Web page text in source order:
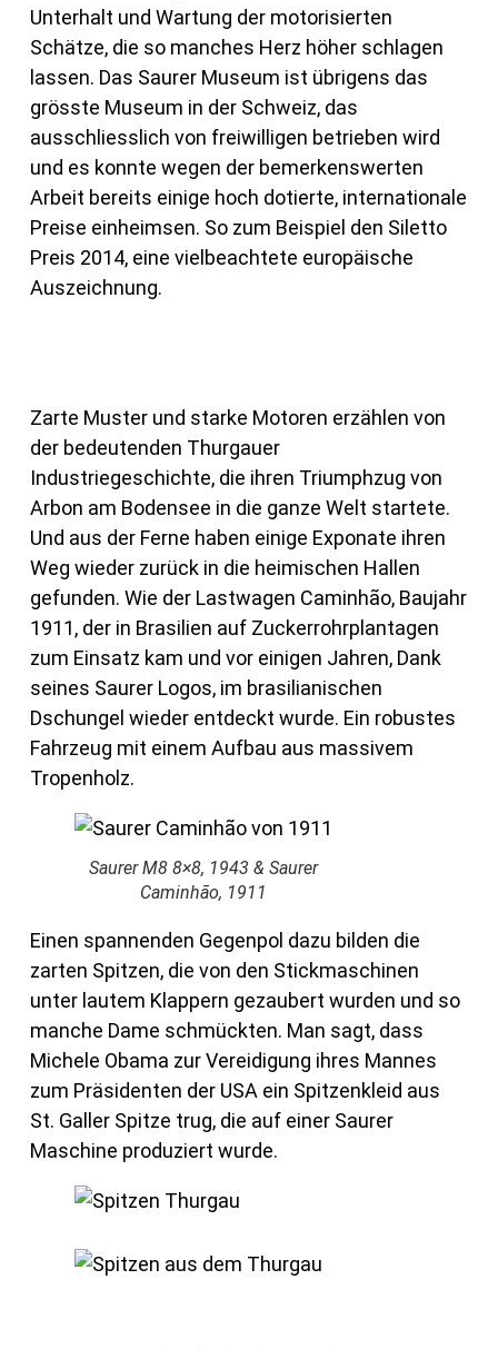
Unterhalt und Wartung der motorisierten
Schätze, die so manches Herz höher schlagen
lassen. Das Saurer Museum ist übrigens das
grösste Museum in der Schweiz, das
ausschliesslich von freiwilligen betrieben wird
und es konnte wegen der bemerkenswerten
Arbeit bereits einige hoch dotierte, internationale
Preise einheimsen. So zum Beispiel den Siletto
Preis 2014, eine vielbeachtete europäische
Auszeichnung.
Zarte Muster und starke Motoren erzählen von
der bedeutenden Thurgauer
Industriegeschichte, die ihren Triumphzug von
Arbon am Bodensee in die ganze Welt startete.
Und aus der Ferne haben einige Exponate ihren
Weg wieder zurück in die heimischen Hallen
gefunden. Wie der Lastwagen Caminhão, Baujahr
1911, der in Brasilien auf Zuckerrohrplantagen
zum Einsatz kam und vor einigen Jahren, Dank
seines Saurer Logos, im brasilianischen
Dschungel wieder entdeckt wurde. Ein robustes
Fahrzeug mit einem Aufbau aus massivem
Tropenholz.
Saurer M8 8×8, 1943 & Saurer
Caminhão, 1911
Einen spannenden Gegenpol dazu bilden die
zarten Spitzen, die von den Stickmaschinen
unter lautem Klappern gezaubert wurden und so
manche Dame schmückten. Man sagt, dass
Michele Obama zur Vereidigung ihres Mannes
zum Präsidenten der USA ein Spitzenkleid aus
St. Galler Spitze trug, die auf einer Saurer
Maschine produziert wurde.